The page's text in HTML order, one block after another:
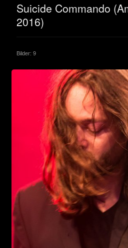
Suicide Commando
2016)
Bilder: 9